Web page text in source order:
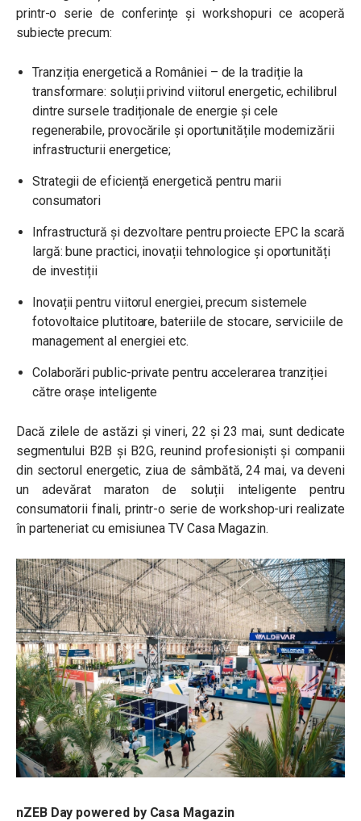
printr-o serie de conferințe și workshopuri ce acoperă
subiecte precum:
Tranziția energetică a României – de la tradiție la
transformare: soluții privind viitorul energetic, echilibrul
dintre sursele tradiționale de energie și cele
regenerabile, provocările și oportunitățile modernizării
infrastructurii energetice;
Strategii de eficiență energetică pentru marii
consumatori
Infrastructură și dezvoltare pentru proiecte EPC la scară
largă: bune practici, inovații tehnologice și oportunități
de investiții
Inovații pentru viitorul energiei, precum sistemele
fotovoltaice plutitoare, bateriile de stocare, serviciile de
management al energiei etc.
Colaborări public-private pentru accelerarea tranziției
către orașe inteligente
Dacă zilele de astăzi și vineri, 22 și 23 mai, sunt dedicate
segmentului B2B și B2G, reunind profesioniști și companii
din sectorul energetic, ziua de sâmbătă, 24 mai, va deveni
un adevărat maraton de soluții inteligente pentru
consumatorii finali, printr-o serie de workshop-uri realizate
în parteneriat cu emisiunea TV Casa Magazin.
nZEB Day powered by Casa Magazin